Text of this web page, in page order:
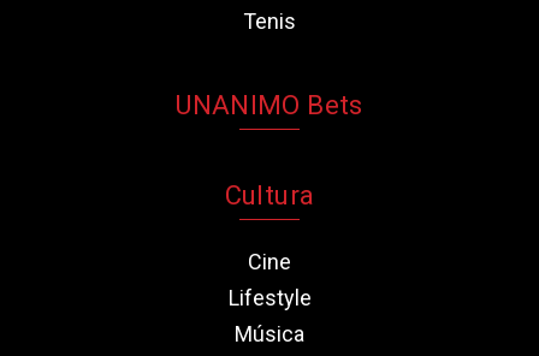
Tenis
UNANIMO Bets
Cultura
Cine
Lifestyle
Música